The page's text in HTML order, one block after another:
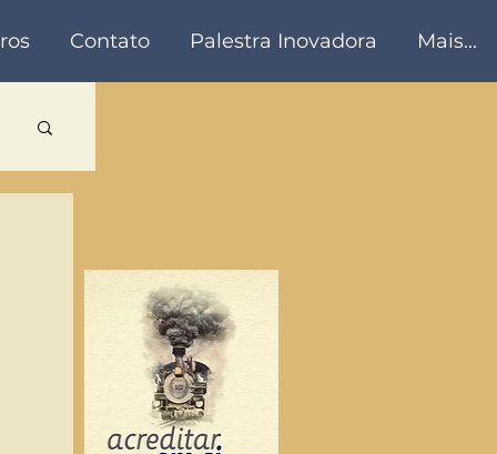
Contato Palestra Inovadora Mais...